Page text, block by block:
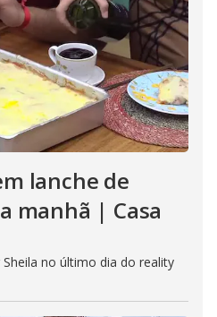
lanche de
manhã | Casa
no último dia do reality